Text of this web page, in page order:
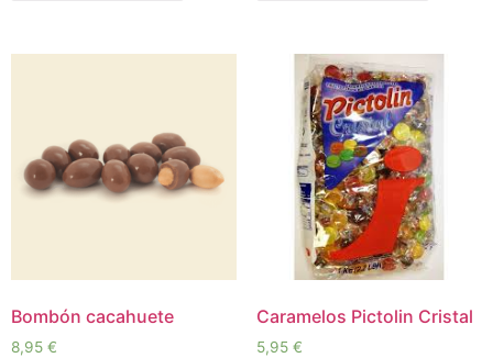
Bombón cacahuete
8,95 €
Caramelos Pictolin Cristal
5,95 €